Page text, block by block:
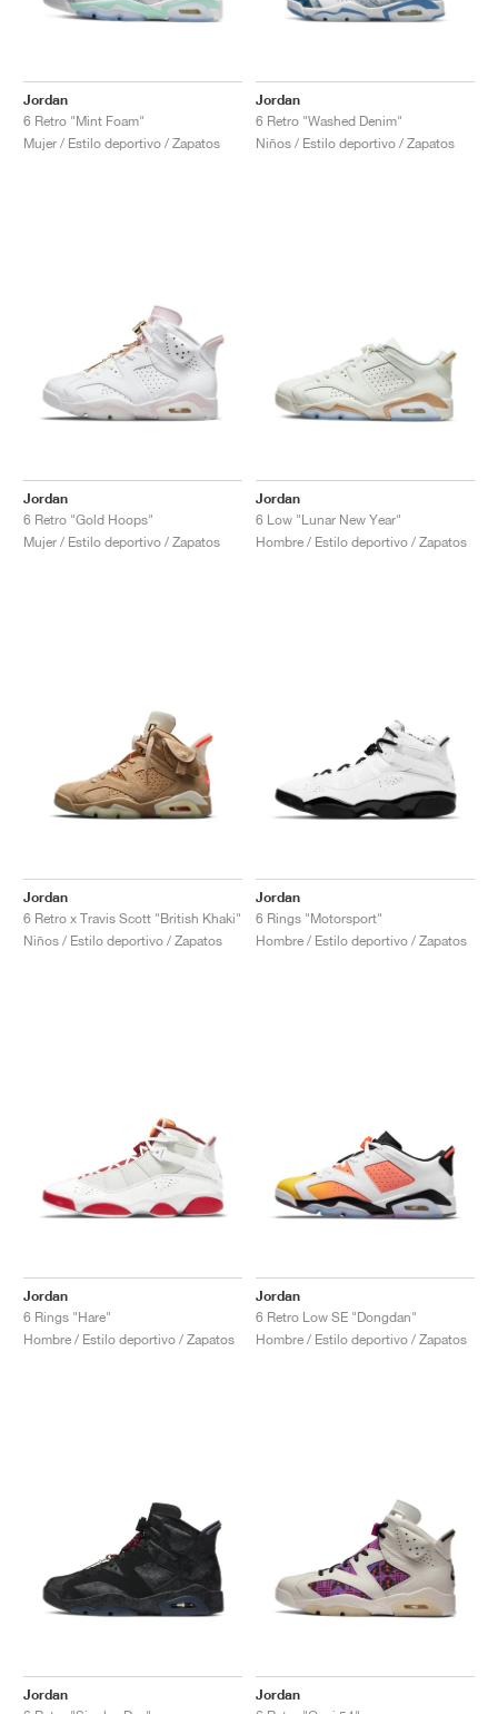
Jordan
6 Retro "Mint Foam"
Mujer / Estilo deportivo / Zapatos
Jordan
6 Retro "Washed Denim"
Niños / Estilo deportivo / Zapatos
Jordan
6 Retro "Gold Hoops"
Mujer / Estilo deportivo / Zapatos
Jordan
6 Low "Lunar New Year"
Hombre / Estilo deportivo / Zapatos
Jordan
6 Retro x Travis Scott "British Khaki"
Niños / Estilo deportivo / Zapatos
Jordan
6 Rings "Motorsport"
Hombre / Estilo deportivo / Zapatos
Jordan
6 Rings "Hare"
Hombre / Estilo deportivo / Zapatos
Jordan
6 Retro Low SE "Dongdan"
Hombre / Estilo deportivo / Zapatos
Jordan
Jordan